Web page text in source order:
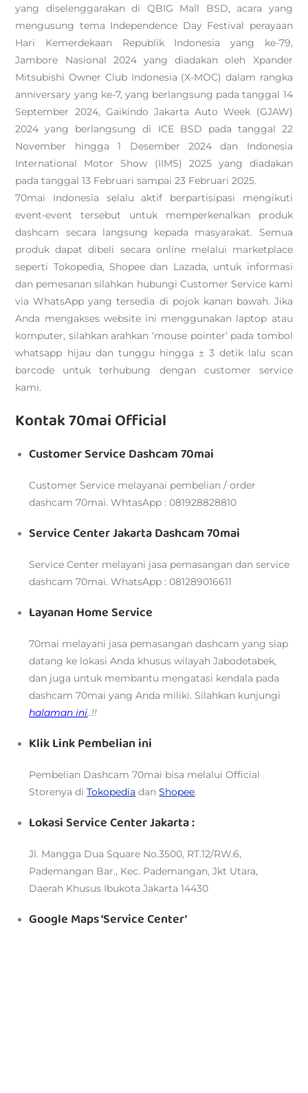
yang diselenggarakan di QBIG Mall BSD, acara yang
mengusung tema Independence Day Festival perayaan
Hari Kemerdekaan Republik Indonesia yang ke-79,
Jambore Nasional 2024 yang diadakan oleh Xpander
Mitsubishi Owner Club Indonesia (X-MOC) dalam rangka
anniversary yang ke-7, yang berlangsung pada tanggal 14
September 2024, Gaikindo Jakarta Auto Week (GJAW)
2024 yang berlangsung di ICE BSD pada tanggal 22
November hingga 1 Desember 2024 dan Indonesia
International Motor Show (IIMS) 2025 yang diadakan
pada tanggal 13 Februari sampai 23 Februari 2025.
70mai Indonesia selalu aktif berpartisipasi mengikuti
event-event tersebut untuk memperkenalkan produk
dashcam secara langsung kepada masyarakat. Semua
produk dapat dibeli secara online melalui marketplace
seperti Tokopedia, Shopee dan Lazada, untuk informasi
dan pemesanan silahkan hubungi Customer Service kami
via WhatsApp yang tersedia di pojok kanan bawah. Jika
Anda mengakses website ini menggunakan laptop atau
komputer, silahkan arahkan ‘mouse pointer’ pada tombol
whatsapp hijau dan tunggu hingga ± 3 detik lalu scan
barcode untuk terhubung dengan customer service
kami.
Kontak 70mai Official
Customer Service Dashcam 70mai
Customer Service melayanai pembelian / order
dashcam 70mai. WhtasApp : 081928828810
Service Center Jakarta Dashcam 70mai
Service Center melayani jasa pemasangan dan service
dashcam 70mai. WhatsApp : 081289016611
Layanan Home Service
70mai melayani jasa pemasangan dashcam yang siap
datang ke lokasi Anda khusus wilayah Jabodetabek,
dan juga untuk membantu mengatasi kendala pada
dashcam 70mai yang Anda miliki. Silahkan kunjungi
halaman ini..!!
Klik Link Pembelian ini
Pembelian Dashcam 70mai bisa melaluiOfficial
Storenya diTokopedia danShopee.
Lokasi Service Center Jakarta :
Jl. Mangga Dua Square No.3500, RT.12/RW.6,
Pademangan Bar., Kec. Pademangan, Jkt Utara,
Daerah Khusus Ibukota Jakarta 14430
Google Maps ‘Service Center’